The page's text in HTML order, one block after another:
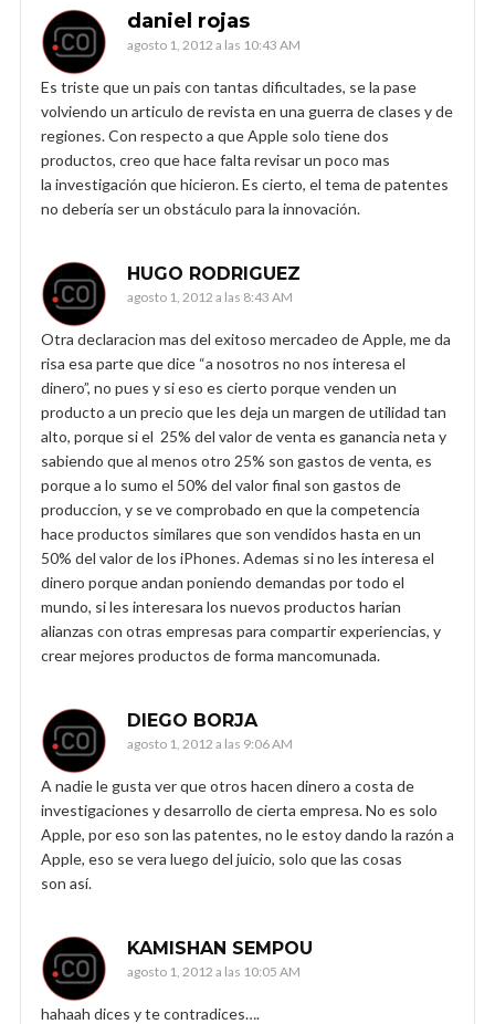
daniel rojas
agosto 1, 2012 a las 10:43 AM
Es triste que un pais con tantas dificultades, se la pase
volviendo un articulo de revista en una guerra de clases y de
regiones. Con respecto a que Apple solo tiene dos
productos, creo que hace falta revisar un poco mas
la investigación que hicieron. Es cierto, el tema de patentes
no debería ser un obstáculo para la innovación.
HUGO RODRIGUEZ
agosto 1, 2012 a las 8:43 AM
Otra declaracion mas del exitoso mercadeo de Apple, me da
risa esa parte que dice “a nosotros no nos interesa el
dinero”, no pues y si eso es cierto porque venden un
producto a un precio que les deja un margen de utilidad tan
alto, porque si el 25% del valor de venta es ganancia neta y
sabiendo que al menos otro 25% son gastos de venta, es
porque a lo sumo el 50% del valor final son gastos de
produccion, y se ve comprobado en que la competencia
hace productos similares que son vendidos hasta en un
50% del valor de los iPhones. Ademas si no les interesa el
dinero porque andan poniendo demandas por todo el
mundo, si les interesara los nuevos productos harian
alianzas con otras empresas para compartir experiencias, y
crear mejores productos de forma mancomunada.
DIEGO BORJA
agosto 1, 2012 a las 9:06 AM
A nadie le gusta ver que otros hacen dinero a costa de
investigaciones y desarrollo de cierta empresa. No es solo
Apple, por eso son las patentes, no le estoy dando la razón a
Apple, eso se vera luego del juicio, solo que las cosas
son así.
KAMISHAN SEMPOU
agosto 1, 2012 a las 10:05 AM
hahaah dices y te contradices….